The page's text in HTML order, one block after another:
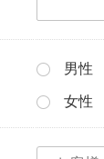
男性
女性